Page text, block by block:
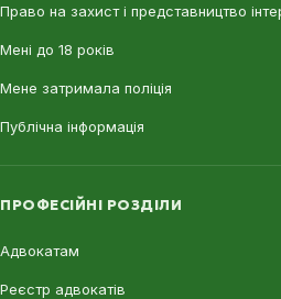
Право на захист і представництво
Мені до 18 років
Мене затримала поліція
Публічна інформація
ПРОФЕСІЙНІ РОЗДІЛИ
Адвокатам
Реєстр адвокатів